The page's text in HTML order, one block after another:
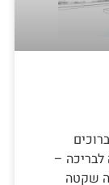
לבריכה –
שקטה